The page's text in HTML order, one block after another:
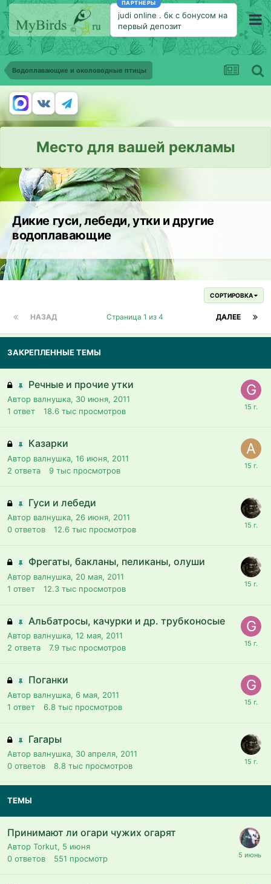
ПАРТНЕРЫ
judi online . бк с бонусом на
первый депозит
Водоплавающие и околоводные птицы
Место для вашей рекламы
Дикие гуси, лебеди, утки и другие
водоплавающие
СОРТИРОВКА
НАЗАД ДАЛЕЕ
Страница 1 из 4
ЗАКРЕПЛЕННЫЕ ТЕМЫ
Речные и прочие утки
Автор валнушка, 30 июня, 2011
1 ответ 18.6 тыс просмотров
Казарки
Автор валнушка, 16 июня, 2011
2 ответа 9 тыс просмотров
Гуси и лебеди
Автор валнушка, 26 июня, 2011
0 ответов 12.6 тыс просмотров
Фрегаты, бакланы, пеликаны, олуши
Автор валнушка, 20 мая, 2011
1 ответ 12.3 тыс просмотров
Альбатросы, качурки и др. трубконосые
Автор валнушка, 12 мая, 2011
2 ответа 7.9 тыс просмотров
Поганки
Автор валнушка, 6 мая, 2011
1 ответ 6.8 тыс просмотров
Гагары
Автор валнушка, 30 апреля, 2011
0 ответов 8.8 тыс просмотров
ТЕМЫ
Принимают ли огари чужих огарят
Автор Torkut, 5 июня
0 ответов 551 просмотр